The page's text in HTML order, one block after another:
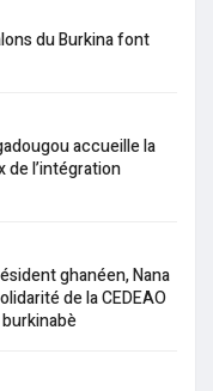
du Burkina font
accueille la
de l’intégration
ghanéen, Nana
de la CEDEAO